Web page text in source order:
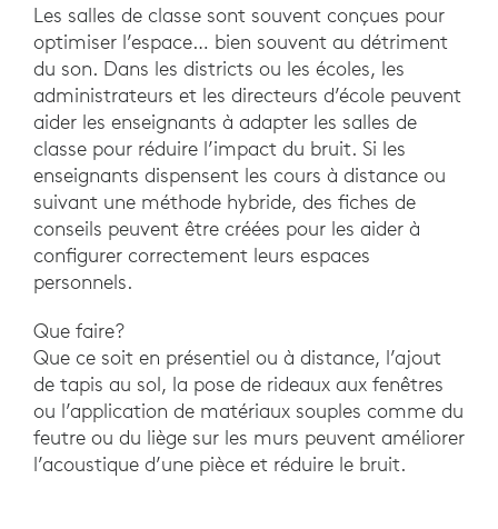
Les salles de classe sont souvent conçues pour
optimiser l’espace… bien souvent au détriment
du son. Dans les districts ou les écoles, les
administrateurs et les directeurs d’école peuvent
aider les enseignants à adapter les salles de
classe pour réduire l’impact du bruit. Si les
enseignants dispensent les cours à distance ou
suivant une méthode hybride, des fiches de
conseils peuvent être créées pour les aider à
configurer correctement leurs espaces
personnels.
Que faire?
Que ce soit en présentiel ou à distance, l’ajout
de tapis au sol, la pose de rideaux aux fenêtres
ou l’application de matériaux souples comme du
feutre ou du liège sur les murs peuvent améliorer
l’acoustique d’une pièce et réduire le bruit.